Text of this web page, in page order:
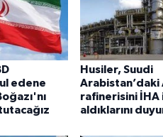
edene
Husiler, Suudi
Arabistan’daki
rafinerisini İHA
aldıklarını